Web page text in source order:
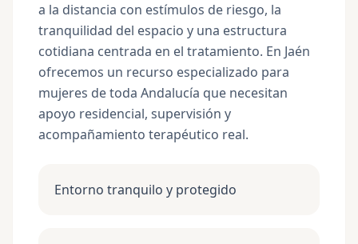
a la distancia con estímulos de riesgo, la
tranquilidad del espacio y una estructura
cotidiana centrada en el tratamiento. En Jaén
ofrecemos un recurso especializado para
mujeres de toda Andalucía que necesitan
apoyo residencial, supervisión y
acompañamiento terapéutico real.
Entorno tranquilo y protegido